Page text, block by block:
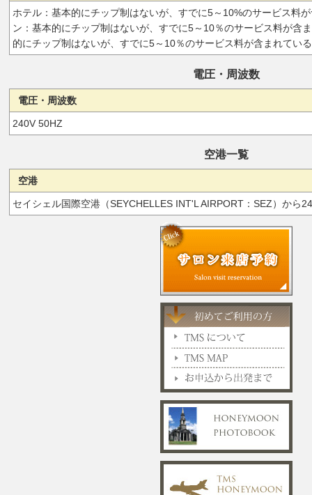
ホテル：基本的にチップ制はないが、すでに5～10%のサービス料
ン：基本的にチップ制はないが、すでに5～10％のサービス料が
的にチップ制はないが、すでに5～10％のサービス料が含まれてい
電圧・周波数
電圧・周波数
240V 50HZ
空港一覧
空港
セイシェル国際空港（SEYCHELLES INT'L AIRPORT：SEZ）から